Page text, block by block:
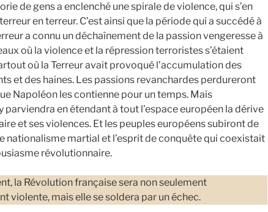
de gens a enclenché une spirale de violence, qui s’en
en terreur. C’est ainsi que la période qui a succédé à
a connu un déchaînement de la passion vengeresse à
où la violence et la répression terroristes s’étaient
où la Terreur avait provoqué l’accumulation des
et des haines. Les passions revanchardes perdureront
Napoléon les contienne pour un temps. Mais
parviendra en étendant à tout l’espace européen la dérive
et ses violences. Et les peuples européens subiront de
nationalisme martial et l’esprit de conquête qui coexistait
révolutionnaire.
la Révolution française sera non seulement
violente, mais elle se soldera par un échec.